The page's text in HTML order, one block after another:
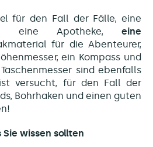
für den Fall der Fälle, eine
eine Apotheke, eine
für die Abenteurer,
ein Kompass und
sind ebenfalls
versucht, für den Fall der
Bohrhaken und einen guten
wissen sollten